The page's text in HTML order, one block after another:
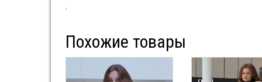
.
Похожие товары